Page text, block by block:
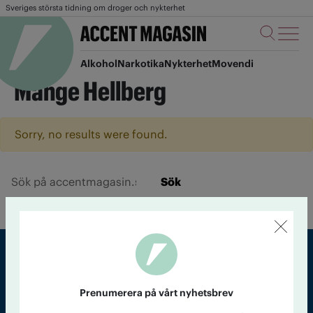
Sveriges största tidning om droger och nykterhet
AlkoholNarkotikaNykterhetMovendi
Mange Hellberg
Sorry, no results were found.
Sök
Prenumerera på vårt nyhetsbrev